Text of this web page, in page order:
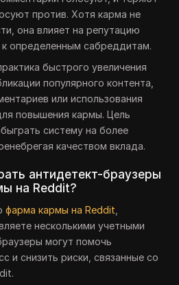
против. Хотя карма не
она влияет на репутацию
к определенным сабреддитам.
быстрого увеличения
популярного контента,
или использования
повышения кармы. Цель
систему на более
качеством вклада.
антидетект-браузеры
на Reddit?
фарма кармы на Reddit
несколькими учетными
могут помочь
и снизить риски, связанные со